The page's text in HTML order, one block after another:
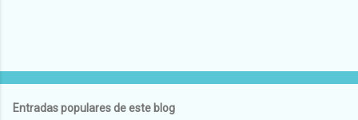
Entradas populares de este blog